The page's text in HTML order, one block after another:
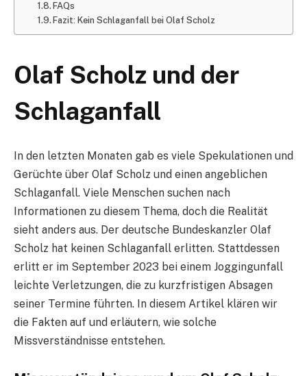
FAQs
Fazit: Kein Schlaganfall bei Olaf Scholz
Olaf Scholz und der
Schlaganfall
In den letzten Monaten gab es viele Spekulationen und
Gerüchte über Olaf Scholz und einen angeblichen
Schlaganfall. Viele Menschen suchen nach
Informationen zu diesem Thema, doch die Realität
sieht anders aus. Der deutsche Bundeskanzler Olaf
Scholz hat keinen Schlaganfall erlitten. Stattdessen
erlitt er im September 2023 bei einem Joggingunfall
leichte Verletzungen, die zu kurzfristigen Absagen
seiner Termine führten. In diesem Artikel klären wir
die Fakten auf und erläutern, wie solche
Missverständnisse entstehen.